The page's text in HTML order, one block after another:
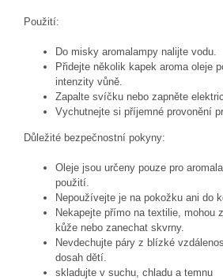
Použití:
Do misky aromalampy nalijte vodu.
Přidejte několik kapek aroma oleje
intenzity vůně.
Zapalte svíčku nebo zapněte
Vychutnejte si příjemné provonění
Důležité bezpečnostní pokyny:
Oleje jsou určeny pouze pro
použití.
Nepoužívejte je na pokožku ani do
Nekapejte přímo na textilie, mohou
kůže nebo zanechat skvrny.
Nevdechujte páry z blízké
dosah dětí.
skladujte v suchu, chladu a temnu